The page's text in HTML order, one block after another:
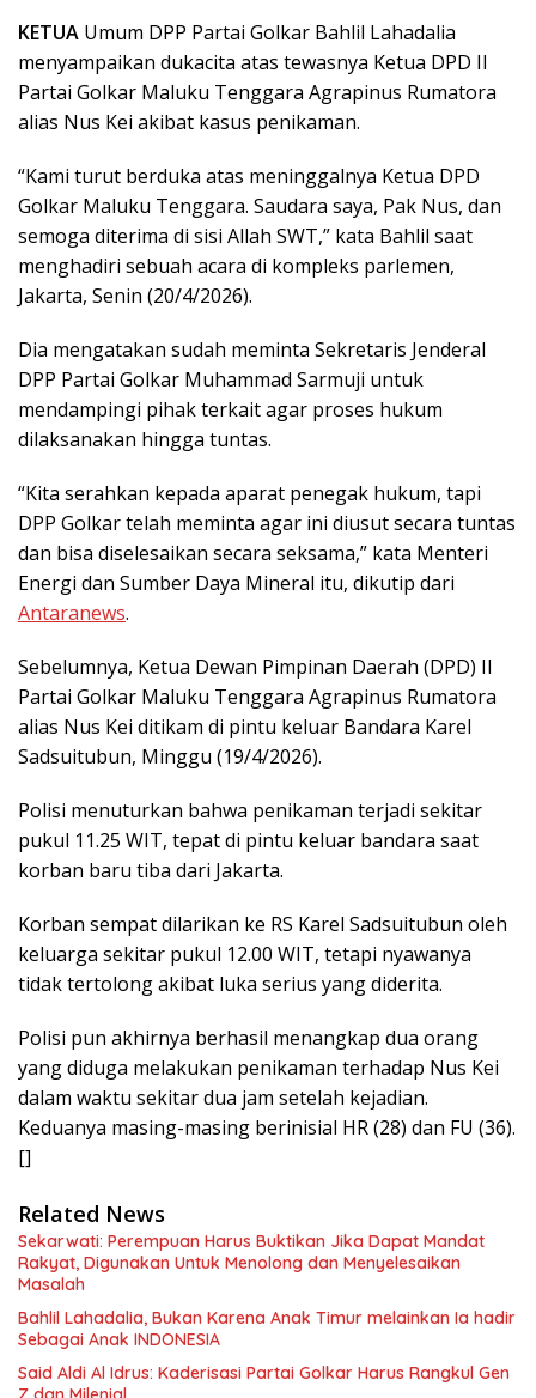
KETUA Umum DPP Partai Golkar Bahlil Lahadalia
menyampaikan dukacita atas tewasnya Ketua DPD II
Partai Golkar Maluku Tenggara Agrapinus Rumatora
alias Nus Kei akibat kasus penikaman.
“Kami turut berduka atas meninggalnya Ketua DPD
Golkar Maluku Tenggara. Saudara saya, Pak Nus, dan
semoga diterima di sisi Allah SWT,” kata Bahlil saat
menghadiri sebuah acara di kompleks parlemen,
Jakarta, Senin (20/4/2026).
Dia mengatakan sudah meminta Sekretaris Jenderal
DPP Partai Golkar Muhammad Sarmuji untuk
mendampingi pihak terkait agar proses hukum
dilaksanakan hingga tuntas.
“Kita serahkan kepada aparat penegak hukum, tapi
DPP Golkar telah meminta agar ini diusut secara tuntas
dan bisa diselesaikan secara seksama,” kata Menteri
Energi dan Sumber Daya Mineral itu, dikutip dari
Antaranews.
Sebelumnya, Ketua Dewan Pimpinan Daerah (DPD) II
Partai Golkar Maluku Tenggara Agrapinus Rumatora
alias Nus Kei ditikam di pintu keluar Bandara Karel
Sadsuitubun, Minggu (19/4/2026).
Polisi menuturkan bahwa penikaman terjadi sekitar
pukul 11.25 WIT, tepat di pintu keluar bandara saat
korban baru tiba dari Jakarta.
Korban sempat dilarikan ke RS Karel Sadsuitubun oleh
keluarga sekitar pukul 12.00 WIT, tetapi nyawanya
tidak tertolong akibat luka serius yang diderita.
Polisi pun akhirnya berhasil menangkap dua orang
yang diduga melakukan penikaman terhadap Nus Kei
dalam waktu sekitar dua jam setelah kejadian.
Keduanya masing-masing berinisial HR (28) dan FU (36).
[]
Related News
Sekarwati: Perempuan Harus Buktikan Jika Dapat Mandat
Rakyat, Digunakan Untuk Menolong dan Menyelesaikan
Masalah
Bahlil Lahadalia, Bukan Karena Anak Timur melainkan Ia hadir
Sebagai Anak INDONESIA
Said Aldi Al Idrus: Kaderisasi Partai Golkar Harus Rangkul Gen